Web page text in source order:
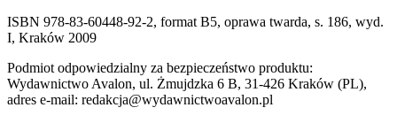
ISBN 978-83-60448-92-2, format B5, oprawa twarda, s. 186, wyd.
I, Kraków 2009
Podmiot odpowiedzialny za bezpieczeństwo produktu:
Wydawnictwo Avalon, ul. Żmujdzka 6 B, 31-426 Kraków (PL),
adres e-mail: redakcja@wydawnictwoavalon.pl